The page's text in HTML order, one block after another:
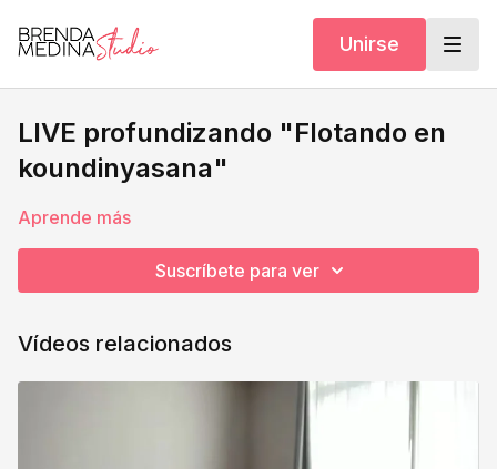
Unirse
LIVE profundizando "Flotando en
koundinyasana"
Aprende más
Suscríbete para ver
Vídeos relacionados